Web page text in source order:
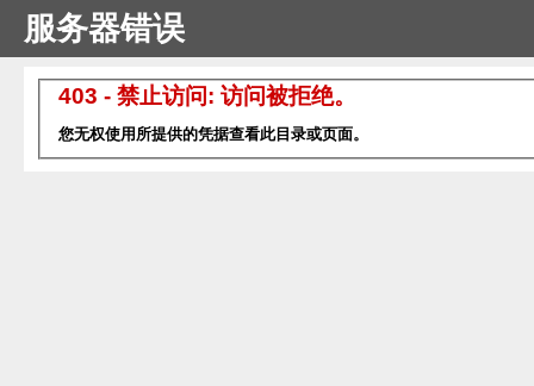
服务器错误
403 - 禁止访问: 访问被拒绝。
您无权使用所提供的凭据查看此目录或页面。